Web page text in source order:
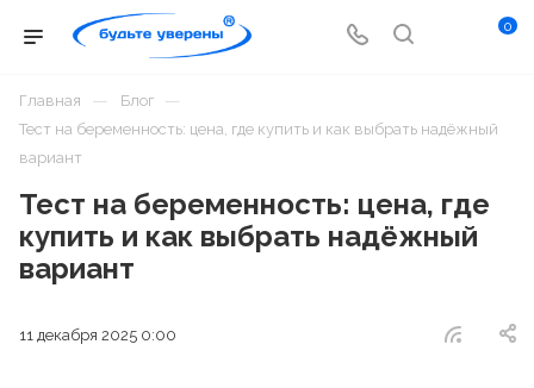
0
Тест на беременность: цена, где
купить и как выбрать надёжный
вариант
Главная — Блог —
Тест на беременность: цена, где купить и как выбрать надёжный
вариант
11 декабря 2025 0:00